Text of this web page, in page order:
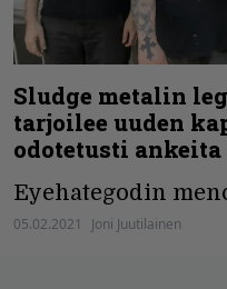
Sludge metalin
tarjoilee uuden
odotetusti
Eyehategodin
05.02.2021 Joni Juutilainen